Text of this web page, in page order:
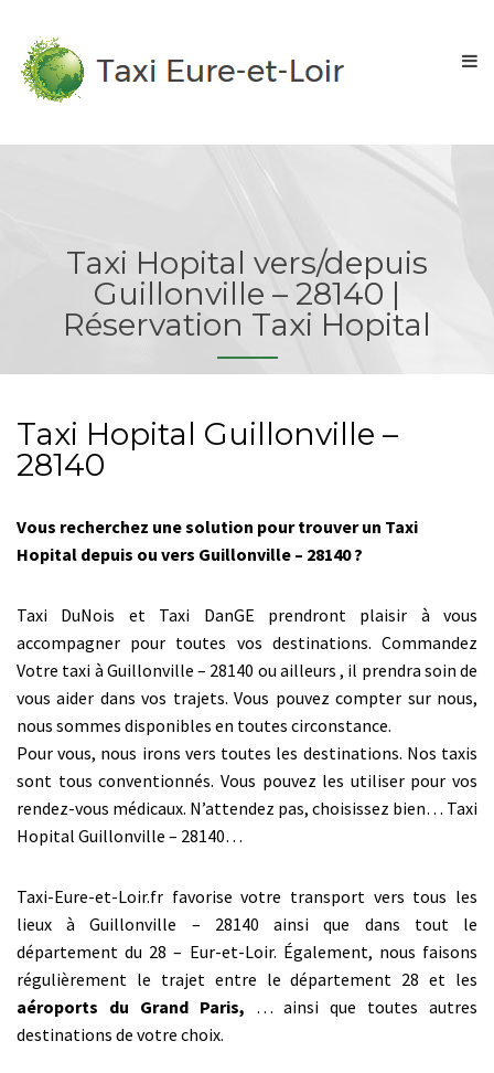
Taxi Hopital vers/depuis
Guillonville – 28140 |
Réservation Taxi Hopital
Taxi Hopital Guillonville –
28140
Vous recherchez une solution pour trouver un Taxi
Hopital depuis ou vers Guillonville – 28140 ?
Taxi DuNois et Taxi DanGE prendront plaisir à vous
accompagner pour toutes vos destinations. Commandez
Votre taxi à Guillonville – 28140 ou ailleurs , il prendra soin de
vous aider dans vos trajets. Vous pouvez compter sur nous,
nous sommes disponibles en toutes circonstance.
Pour vous, nous irons vers toutes les destinations. Nos taxis
sont tous conventionnés. Vous pouvez les utiliser pour vos
rendez-vous médicaux. N’attendez pas, choisissez bien… Taxi
Hopital Guillonville – 28140…
Taxi-Eure-et-Loir.fr favorise votre transport vers tous les
lieux à Guillonville – 28140 ainsi que dans tout le
département du 28 – Eur-et-Loir. Également, nous faisons
régulièrement le trajet entre le département 28 et les
aéroports du Grand Paris, … ainsi que toutes autres
destinations de votre choix.